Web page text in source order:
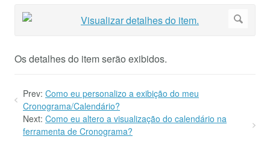
Os detalhes do item serão exibidos.
Prev: Como eu personalizo a exibição do meu
Cronograma/Calendário?
Next: Como eu altero a visualização do calendário na
ferramenta de Cronograma?